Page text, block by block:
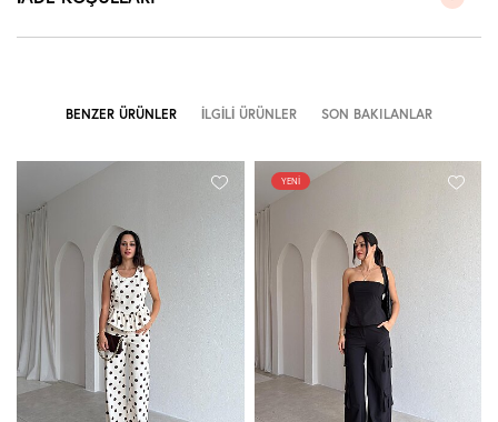
BENZER ÜRÜNLER İLGILI ÜRÜNLER SON BAKILANLAR
YENI